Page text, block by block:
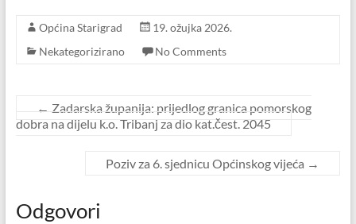
Općina Starigrad
19. ožujka 2026.
Nekategorizirano
No Comments
← Zadarska županija: prijedlog granica pomorskog
dobra na dijelu k.o. Tribanj za dio kat.čest. 2045
Poziv za 6. sjednicu Općinskog vijeća →
Odgovori